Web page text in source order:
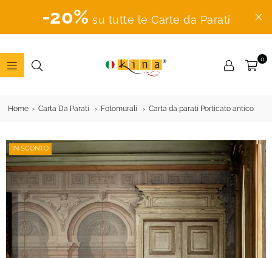
-20% su tutte le Carte da Parati
0
Home Carta Da Parati Fotomurali Carta da parati Porticato antico
IN SCONTO